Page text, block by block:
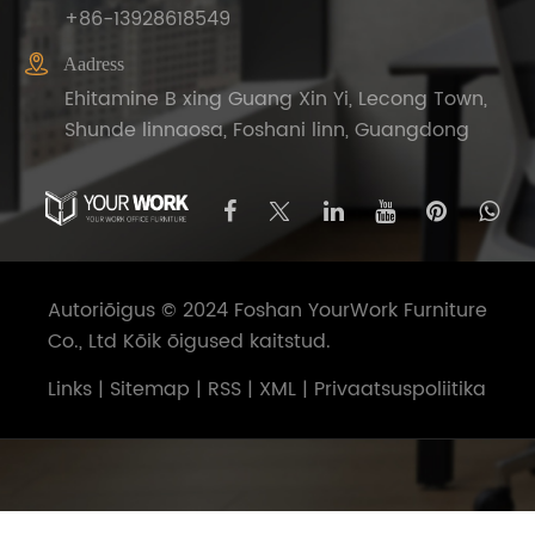
+86-13928618549
 Aadress
Ehitamine B xing Guang Xin Yi, Lecong Town,
Shunde linnaosa, Foshani linn, Guangdong
Autoriõigus © 2024 Foshan YourWork Furniture
Co., Ltd Kõik õigused kaitstud.
Links | Sitemap | RSS | XML | Privaatsuspoliitika